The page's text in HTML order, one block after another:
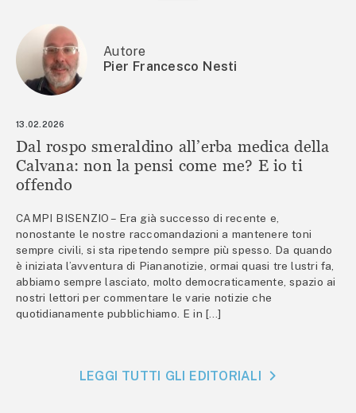
Autore
Pier Francesco Nesti
13.02.2026
Dal rospo smeraldino all’erba medica della
Calvana: non la pensi come me? E io ti
offendo
CAMPI BISENZIO – Era già successo di recente e,
nonostante le nostre raccomandazioni a mantenere toni
sempre civili, si sta ripetendo sempre più spesso. Da quando
è iniziata l’avventura di Piananotizie, ormai quasi tre lustri fa,
abbiamo sempre lasciato, molto democraticamente, spazio ai
nostri lettori per commentare le varie notizie che
quotidianamente pubblichiamo. E in […]
LEGGI TUTTI GLI EDITORIALI